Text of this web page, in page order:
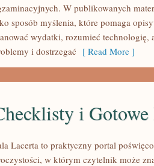
W publikowanych
sposób myślenia, które pomaga
wydatki, rozumieć technologię,
i dostrzegać [ Read More ]
i Gotowe
Lacerta to praktyczny portal
w którym czytelnik może